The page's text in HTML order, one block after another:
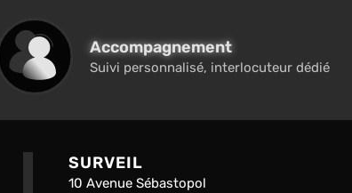
Accompagnement
Suivi personnalisé, interlocuteur dédié
SURVEIL
10 Avenue Sébastopol